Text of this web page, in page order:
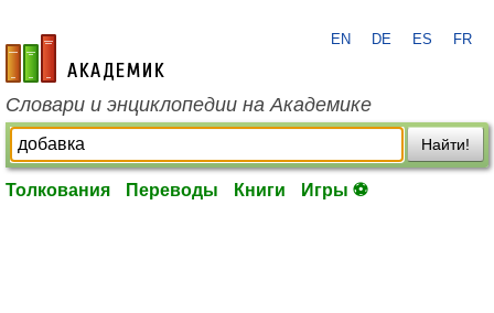
academic.ru
EN DE ES FR
Словари и энциклопедии на Академике
Найти!
Толкования Переводы Книги Игры ⚽